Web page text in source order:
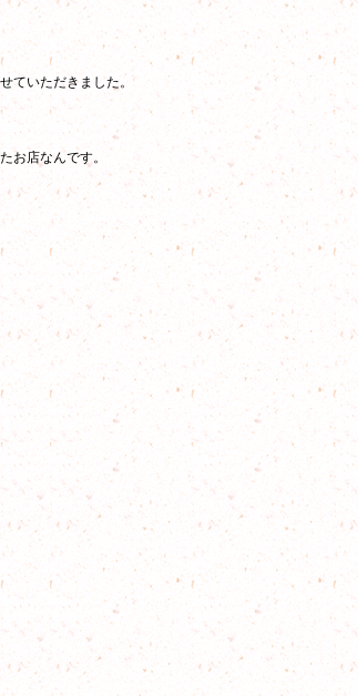
ていただきました。
お店なんです。